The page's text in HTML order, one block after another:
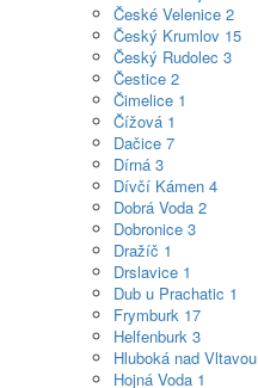
České Velenice 2
Český Krumlov 15
Český Rudolec 3
Čestice 2
Čimelice 1
Čížová 1
Dačice 7
Dírná 3
Dívčí Kámen 4
Dobrá Voda 2
Dobronice 3
Dražíč 1
Drslavice 1
Dub u Prachatic 1
Frymburk 17
Helfenburk 3
Hluboká nad Vltavou
Hojná Voda 1